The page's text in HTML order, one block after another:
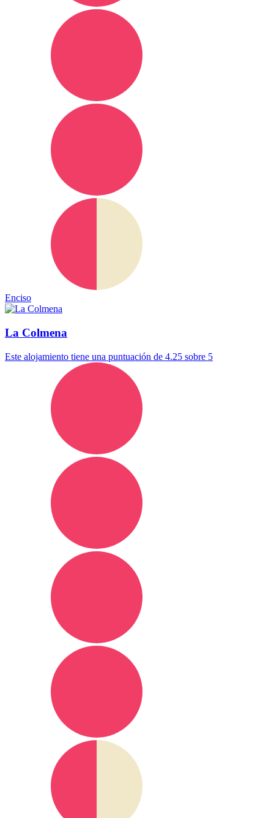
Enciso
La Colmena
Este alojamiento tiene una puntuación de 4.25 sobre 5